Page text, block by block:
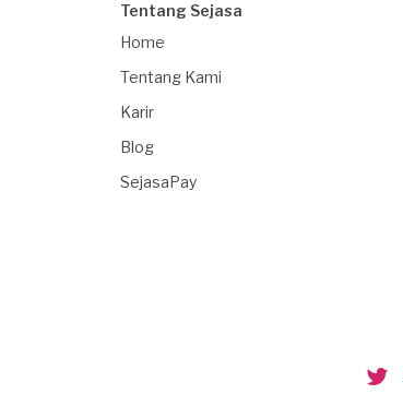
Tentang Sejasa
Home
Tentang Kami
Karir
Blog
SejasaPay